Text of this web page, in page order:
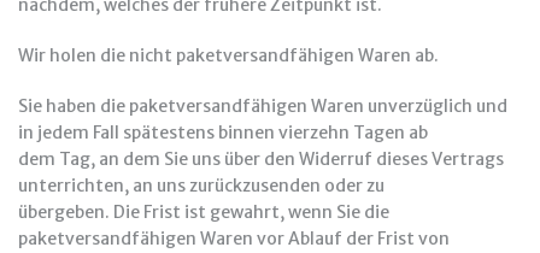
nachdem, welches der frühere Zeitpunkt ist.
Wir holen die nicht paketversandfähigen Waren ab.
Sie haben die paketversandfähigen Waren unverzüglich und
in jedem Fall spätestens binnen vierzehn Tagen ab
dem Tag, an dem Sie uns über den Widerruf dieses Vertrags
unterrichten, an uns zurückzusenden oder zu
übergeben. Die Frist ist gewahrt, wenn Sie die
paketversandfähigen Waren vor Ablauf der Frist von